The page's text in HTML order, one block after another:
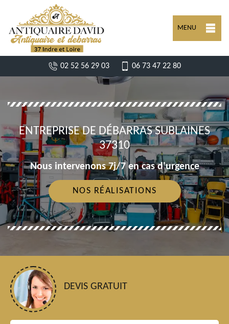
MENU
02 52 56 29 03 06 73 47 22 80
ENTREPRISE DE DÉBARRAS SUBLAINES
37310
Nous intervenons 7j/7 en cas d'urgence
NOS RÉALISATIONS
DEVIS GRATUIT